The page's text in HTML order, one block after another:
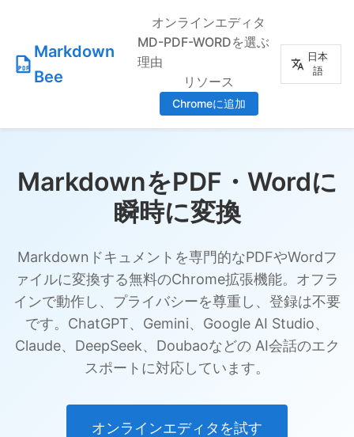
Markdown
Bee
オンラインエディタ
MD-PDF-WORDを選ぶ
理由
リソース
Chromeに追加
日本
語
MarkdownをPDF・Wordに
瞬時に変換
Markdownドキュメントを専門的なPDFやWordフ
ァイルに変換する無料のChrome拡張機能。オフラ
インで動作し、プライバシーを尊重し、登録は不要
です。ChatGPT、Gemini、Google AI Studio、
Claude、DeepSeek、Doubaoなどの AI会話のエク
スポートに対応しています。
オンラインエディタを試す